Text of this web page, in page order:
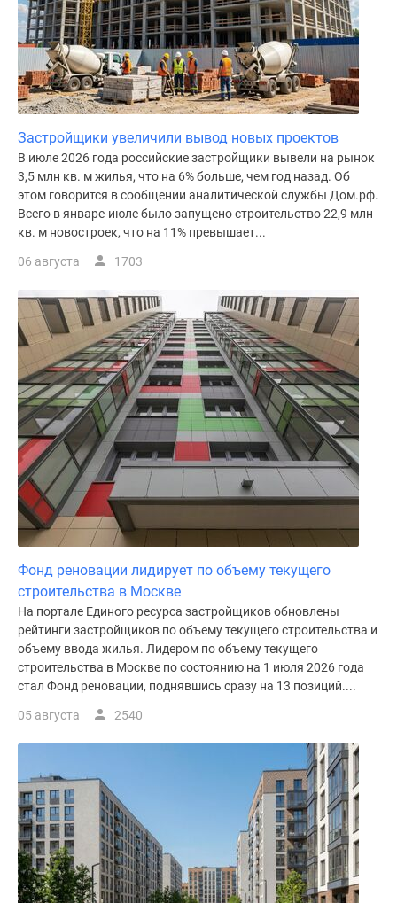
Застройщики увеличили вывод новых проектов
В июле 2026 года российские застройщики вывели на рынок
3,5 млн кв. м жилья, что на 6% больше, чем год назад. Об
этом говорится в сообщении аналитической службы Дом.рф.
Всего в январе-июле было запущено строительство 22,9 млн
кв. м новостроек, что на 11% превышает...
06 августа 1703
Фонд реновации лидирует по объему текущего
строительства в Москве
На портале Единого ресурса застройщиков обновлены
рейтинги застройщиков по объему текущего строительства и
объему ввода жилья. Лидером по объему текущего
строительства в Москве по состоянию на 1 июля 2026 года
стал Фонд реновации, поднявшись сразу на 13 позиций....
05 августа 2540